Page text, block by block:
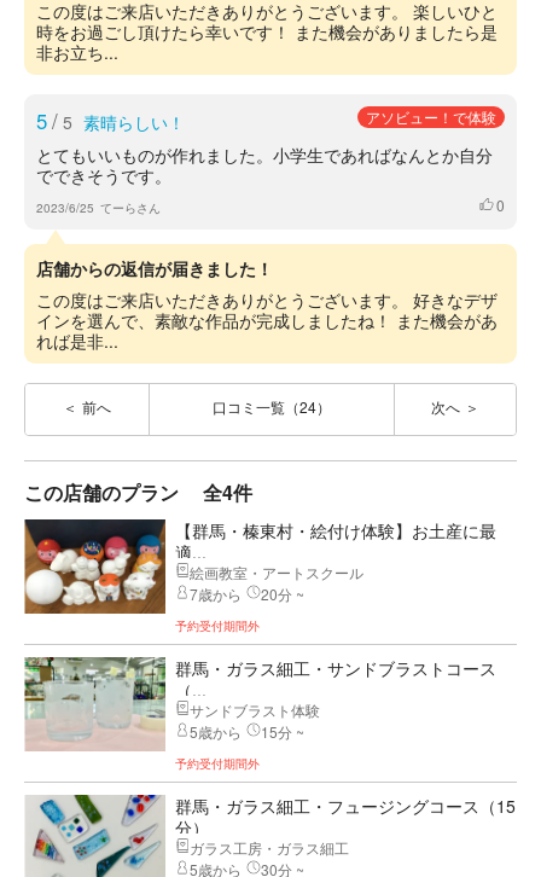
この度はご来店いただきありがとうございます。 楽しいひと
時をお過ごし頂けたら幸いです！ また機会がありましたら是
非お立ち...
5/ 5 素晴らしい！ アソビュー！で体験
とてもいいものが作れました。小学生であればなんとか自分
でできそうです。
2023/6/25 てーらさん いいね
0
店舗からの返信が届きました！
この度はご来店いただきありがとうございます。 好きなデザ
インを選んで、素敵な作品が完成しましたね！ また機会があ
れば是非...
前へ 口コミ一覧（24） 次へ
この店舗のプラン 全4件
【群馬・榛東村・絵付け体験】お土産に最
適...
絵画教室・アートスクール
7歳から
20分 ~
予約受付期間外
群馬・ガラス細工・サンドブラストコース
（...
サンドブラスト体験
5歳から
15分 ~
予約受付期間外
群馬・ガラス細工・フュージングコース（15
分）
ガラス工房・ガラス細工
5歳から
30分 ~